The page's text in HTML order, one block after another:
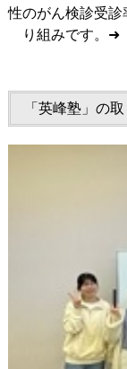
性のがん検診受診
り組みです。➜
「英峰塾」の